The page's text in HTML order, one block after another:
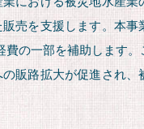
売を支援します。本事
の一部を補助します
販路拡大が促進され、